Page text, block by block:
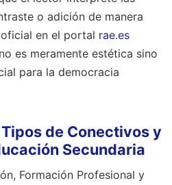
o adición de manera
en el portal rae.es
es meramente estética sino
para la democracia
de Conectivos y
Secundaria
Formación Profesional y